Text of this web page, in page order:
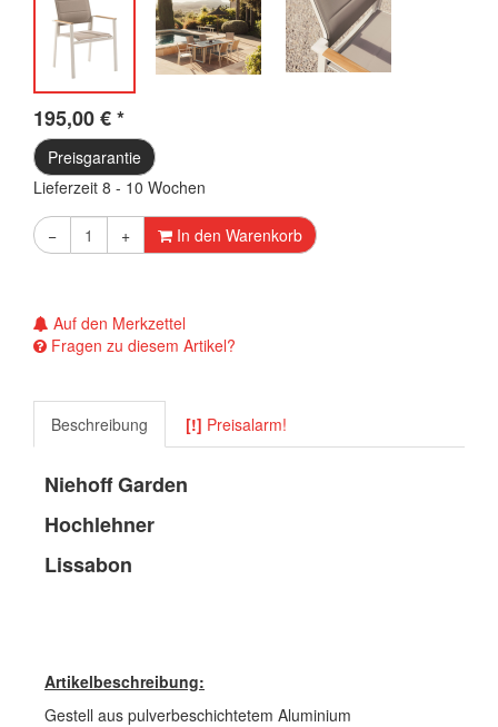
195,00€*
Preisgarantie
Lieferzeit 8 - 10 Wochen
− + In den Warenkorb
Auf den Merkzettel
Fragen zu diesem Artikel?
Beschreibung [!] Preisalarm!
Niehoff Garden
Hochlehner
Lissabon
Artikelbeschreibung:
Gestell aus pulverbeschichtetem Aluminium